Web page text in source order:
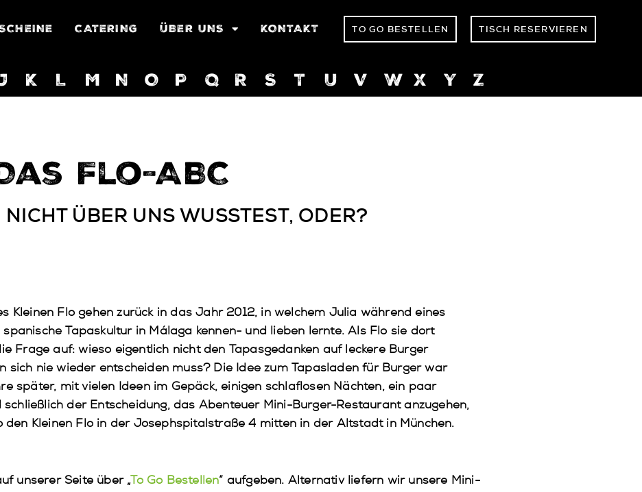
CATERING ÜBER UNS KONTAKT TO GO BESTELLEN TISCH RESERVIEREN
K L M N O P Q R S T U V W X Y Z
Flo-ABC
ÜBER UNS WUSSTEST, ODER?
Kleinen Flo gehen zurück in das Jahr 2012, in welchem Julia während eines
Tapaskultur in Málaga kennen- und lieben lernte. Als Flo sie dort
Frage auf: wieso eigentlich nicht den Tapasgedanken auf leckere Burger
sich nie wieder entscheiden muss? Die Idee zum Tapasladen für Burger war
später, mit vielen Ideen im Gepäck, einigen schlaflosen Nächten, ein paar
schließlich der Entscheidung, das Abenteuer Mini-Burger-Restaurant anzugehen,
Kleinen Flo in der Josephspitalstraße 4 mitten in der Altstadt in München.
unserer Seite über „To Go Bestellen“ aufgeben. Alternativ liefern wir unsere Mini-